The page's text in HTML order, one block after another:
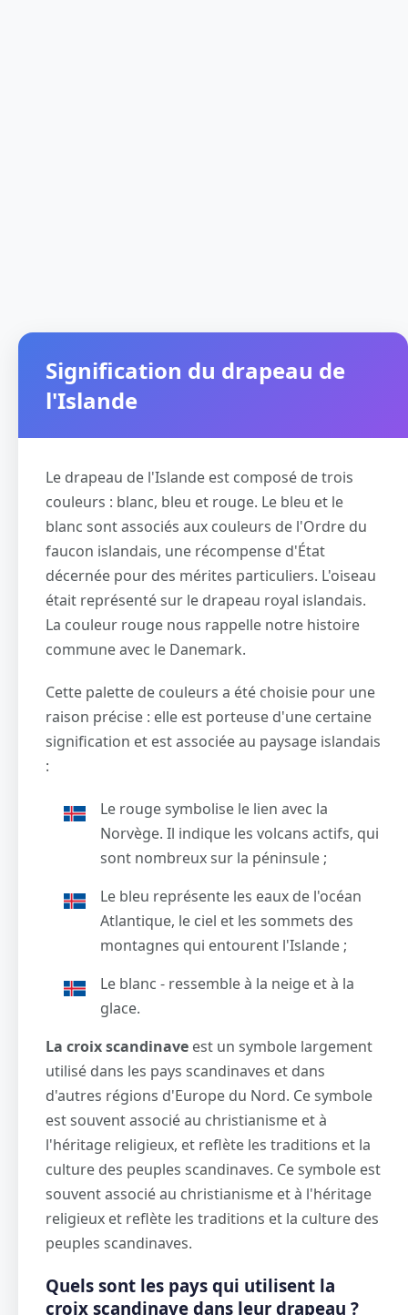
Signification du drapeau de
l'Islande
Le drapeau de l'Islande est composé de trois
couleurs : blanc, bleu et rouge. Le bleu et le
blanc sont associés aux couleurs de l'Ordre du
faucon islandais, une récompense d'État
décernée pour des mérites particuliers. L'oiseau
était représenté sur le drapeau royal islandais.
La couleur rouge nous rappelle notre histoire
commune avec le Danemark.
Cette palette de couleurs a été choisie pour une
raison précise : elle est porteuse d'une certaine
signification et est associée au paysage islandais
:
Le rouge symbolise le lien avec la
Norvège. Il indique les volcans actifs, qui
sont nombreux sur la péninsule ;
Le bleu représente les eaux de l'océan
Atlantique, le ciel et les sommets des
montagnes qui entourent l'Islande ;
Le blanc - ressemble à la neige et à la
glace.
La croix scandinave est un symbole largement
utilisé dans les pays scandinaves et dans
d'autres régions d'Europe du Nord. Ce symbole
est souvent associé au christianisme et à
l'héritage religieux, et reflète les traditions et la
culture des peuples scandinaves. Ce symbole est
souvent associé au christianisme et à l'héritage
religieux et reflète les traditions et la culture des
peuples scandinaves.
Quels sont les pays qui utilisent la
croix scandinave dans leur drapeau ?